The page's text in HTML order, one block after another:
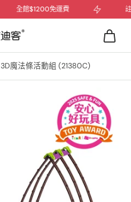
全館$1200免運費 註
3D魔法條活動組 (21380C)